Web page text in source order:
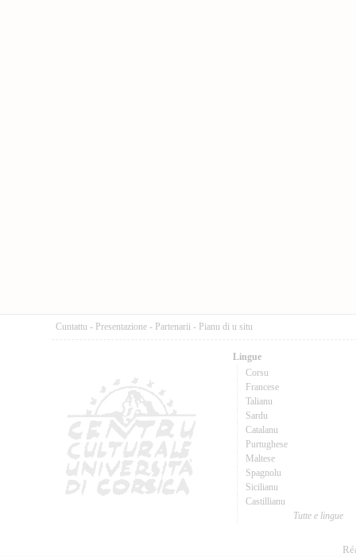
Cuntattu - Presentazione - Partenarii - Pianu di u situ
Lingue
Corsu
Francese
Talianu
Sardu
Catalanu
Purtughese
Maltese
Spagnolu
Sicilianu
Castillianu
Tutte e lingue